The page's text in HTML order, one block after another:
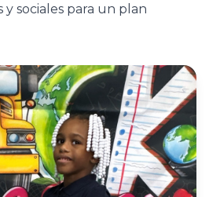
y sociales para un plan